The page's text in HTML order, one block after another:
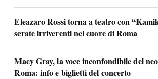
Eleazaro Rossi torna a teatro con
serate irriverenti nel cuore di Roma
Macy Gray, la voce inconfondibile del
Roma: info e biglietti del concerto